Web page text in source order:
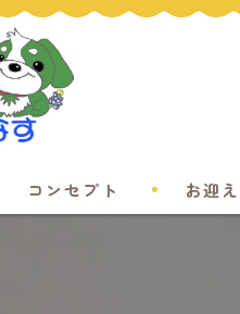
コンセプト お迎